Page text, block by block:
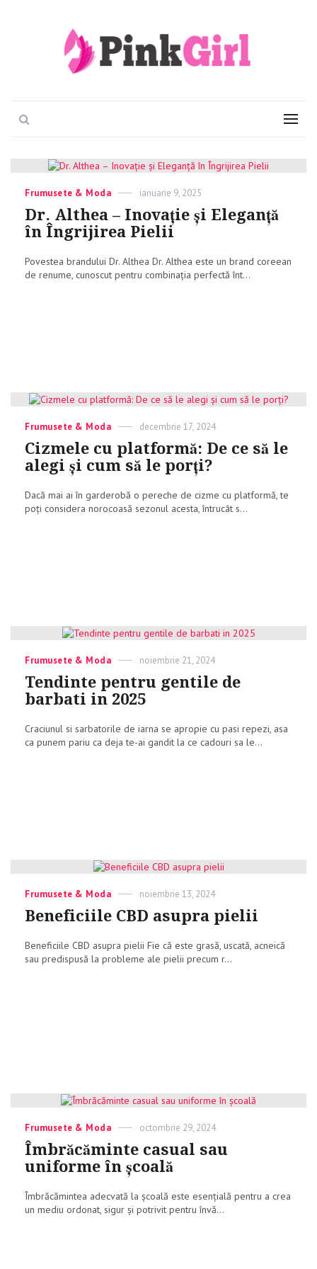
PinkGirl Menu
Categories
Frumusete & Moda
Posted
ianuarie 9, 2025
Dr. Althea – Inovație și Eleganță
în Îngrijirea Pielii
Povestea brandului Dr. Althea Dr. Althea este un brand coreean
de renume, cunoscut pentru combinația perfectă înt...
Categories
Frumusete & Moda
Posted
decembrie 17, 2024
Cizmele cu platformă: De ce să le
alegi și cum să le porți?
Dacă mai ai în garderobă o pereche de cizme cu platformă, te
poți considera norocoasă sezonul acesta, întrucât s...
Categories
Frumusete & Moda
Posted
noiembrie 21, 2024
Tendinte pentru gentile de
barbati in 2025
Craciunul si sarbatorile de iarna se apropie cu pasi repezi, asa
ca punem pariu ca deja te-ai gandit la ce cadouri sa le...
Categories
Frumusete & Moda
Posted
noiembrie 13, 2024
Beneficiile CBD asupra pielii
Beneficiile CBD asupra pielii Fie că este grasă, uscată, acneică
sau predispusă la probleme ale pielii precum r...
Categories
Frumusete & Moda
Posted
octombrie 29, 2024
Îmbrăcăminte casual sau
uniforme în școală
Îmbrăcămintea adecvată la școală este esențială pentru a crea
un mediu ordonat, sigur și potrivit pentru învă...